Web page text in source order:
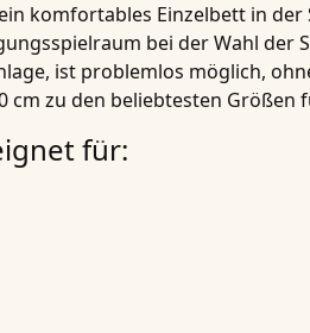
komfortables Einzelbett in
bei der Wahl
ist problemlos möglich,
cm zu den beliebtesten Größen
für: